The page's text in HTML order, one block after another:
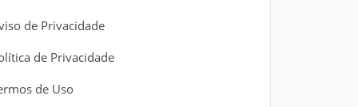
de Privacidade
de Privacidade
de Uso